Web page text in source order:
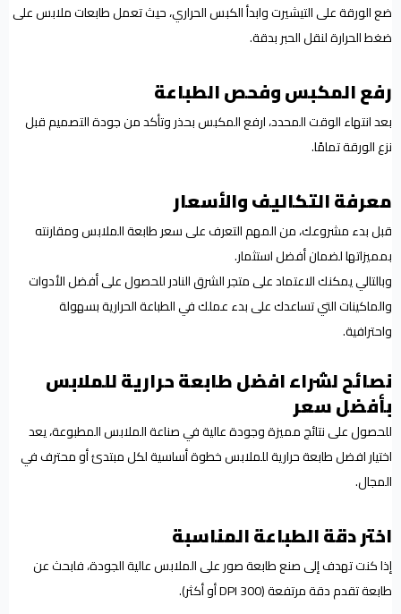
ضع الورقة على التيشيرت وابدأ الكبس الحراري، حيث تعمل طابعات ملابس على
ضغط الحرارة لنقل الحبر بدقة.
رفع المكبس وفحص الطباعة
بعد انتهاء الوقت المحدد، ارفع المكبس بحذر وتأكد من جودة التصميم قبل
نزع الورقة تمامًا.
معرفة التكاليف والأسعار
قبل بدء مشروعك، من المهم التعرف على سعر طابعة الملابس ومقارنته
بمميزاتها لضمان أفضل استثمار.
وبالتالي يمكنك الاعتماد على متجر الشرق النادر للحصول على أفضل الأدوات
والماكينات التي تساعدك على بدء عملك في الطباعة الحرارية بسهولة
واحترافية.
نصائح لشراء افضل طابعة حرارية للملابس
بأفضل سعر
للحصول على نتائج مميزة وجودة عالية في صناعة الملابس المطبوعة، يعد
اختيار افضل طابعة حرارية للملابس خطوة أساسية لكل مبتدئ أو محترف في
المجال.
اختر دقة الطباعة المناسبة
إذا كنت تهدف إلى صنع طابعة صور على الملابس عالية الجودة، فابحث عن
طابعة تقدم دقة مرتفعة (300 DPI أو أكثر).